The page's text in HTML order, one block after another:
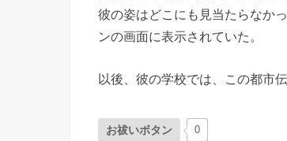
彼の姿はどこにも見当たらなか
ンの画面に表示されていた。
以後、彼の学校では、この都市
お祓いボタン 0